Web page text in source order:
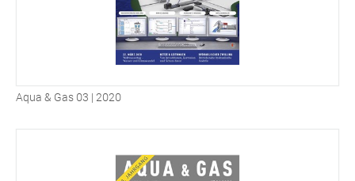
Aqua & Gas 03 | 2020